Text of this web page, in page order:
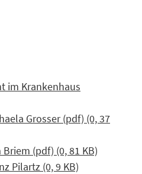
im Krankenhaus
Grosser (pdf) (0, 37
(pdf) (0, 81 KB)
Pilartz (0, 9 KB)